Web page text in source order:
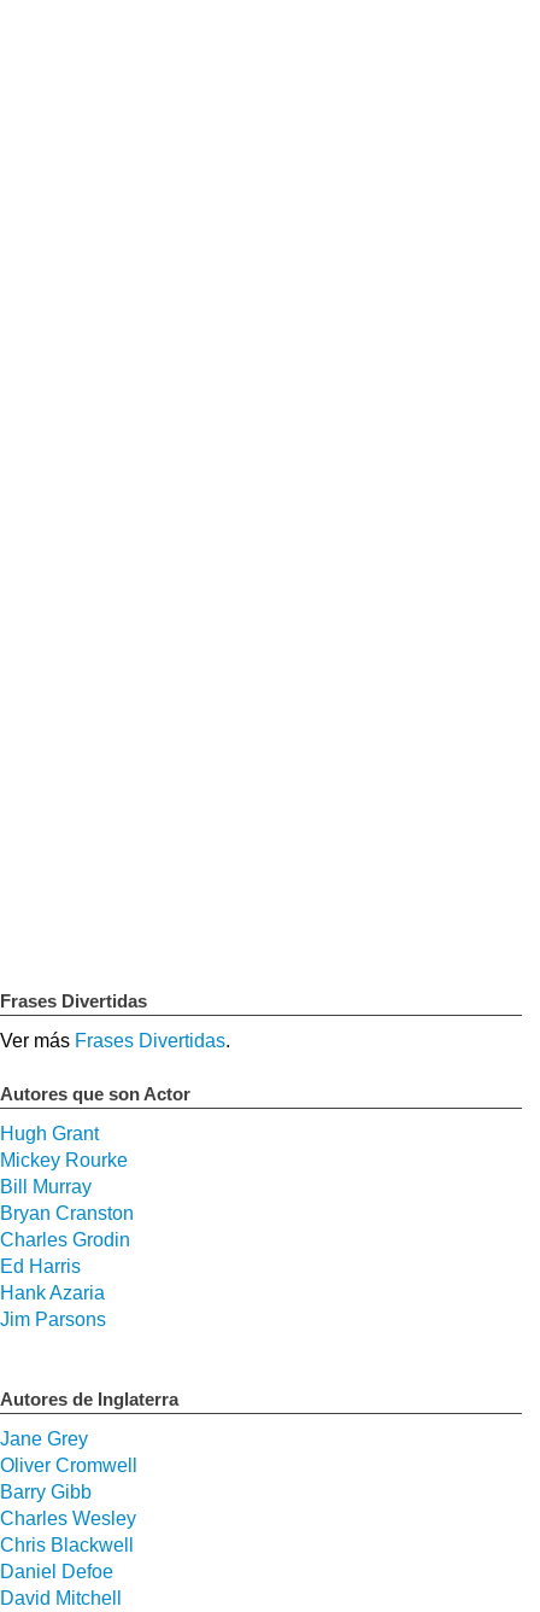
Frases Divertidas
Ver más Frases Divertidas.
Autores que son Actor
Hugh Grant
Mickey Rourke
Bill Murray
Bryan Cranston
Charles Grodin
Ed Harris
Hank Azaria
Jim Parsons
Autores de Inglaterra
Jane Grey
Oliver Cromwell
Barry Gibb
Charles Wesley
Chris Blackwell
Daniel Defoe
David Mitchell